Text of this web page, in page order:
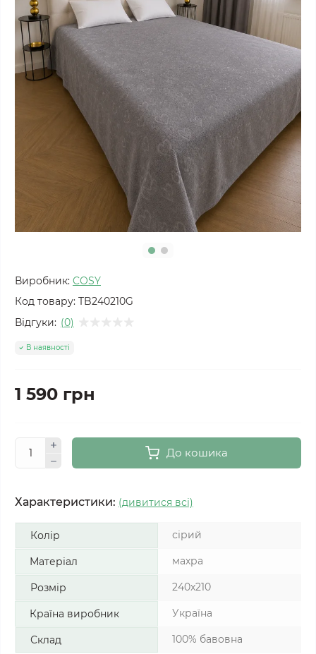
Виробник: COSY
Код товару: TB240210G
Відгуки: (0)
В наявності
1 590 грн
До кошика
Характеристики: (дивитися всі)
Колір сірий
Матеріал махра
Розмір 240x210
Країна виробник Україна
Склад 100% бавовна